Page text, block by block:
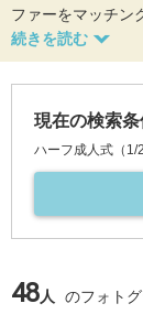
ファーをマッチン
現在の検索条
ハーフ成人式（1/
48人 のフォト